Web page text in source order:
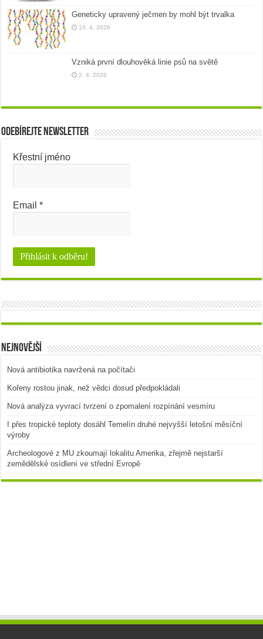
Geneticky upravený ječmen by mohl být trvalka
10. 4. 2026
Vzniká první dlouhověká linie psů na světě
2. 4. 2026
Odebírejte newsletter
Křestní jméno
Email*
Nejnovější
Nová antibiotika navržená na počítači
Kořeny rostou jinak, než vědci dosud předpokládali
Nová analýza vyvrací tvrzení o zpomalení rozpínání vesmíru
I přes tropické teploty dosáhl Temelín druhé nejvyšší letošní měsíční
výroby
Archeologové z MU zkoumají lokalitu Amerika, zřejmě nejstarší
zemědělské osídlení ve střední Evropě